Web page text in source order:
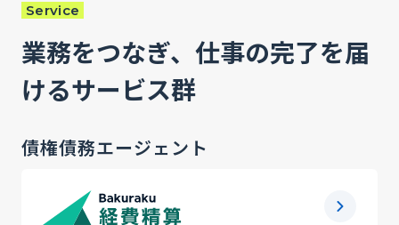
Service
業務をつなぎ、仕事の完了を届
けるサービス群
債権債務エージェント